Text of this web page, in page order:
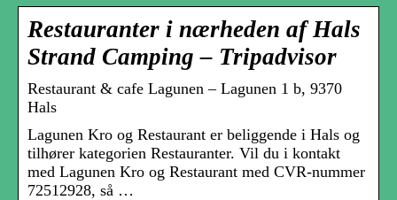
Restauranter i nærheden af Hals
Strand Camping – Tripadvisor
Restaurant & cafe Lagunen – Lagunen 1 b, 9370
Hals
Lagunen Kro og Restaurant er beliggende i Hals og
tilhører kategorien Restauranter. Vil du i kontakt
med Lagunen Kro og Restaurant med CVR-nummer
72512928, så …